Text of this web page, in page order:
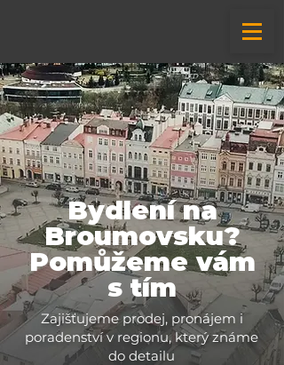
Bydlení na
Broumovsku?
Pomůžeme vám
s tím
Zajišťujeme prodej, pronájem i
poradenství v regionu, který známe
do detailu